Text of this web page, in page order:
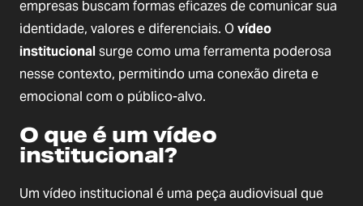
empresas buscam formas eficazes de comunicar sua
identidade, valores e diferenciais. Ovídeo
institucionalsurge como uma ferramenta poderosa
nesse contexto, permitindo uma conexão direta e
emocional com o público-alvo.
O que é um vídeo
institucional?
Um vídeo institucional é uma peça audiovisual que